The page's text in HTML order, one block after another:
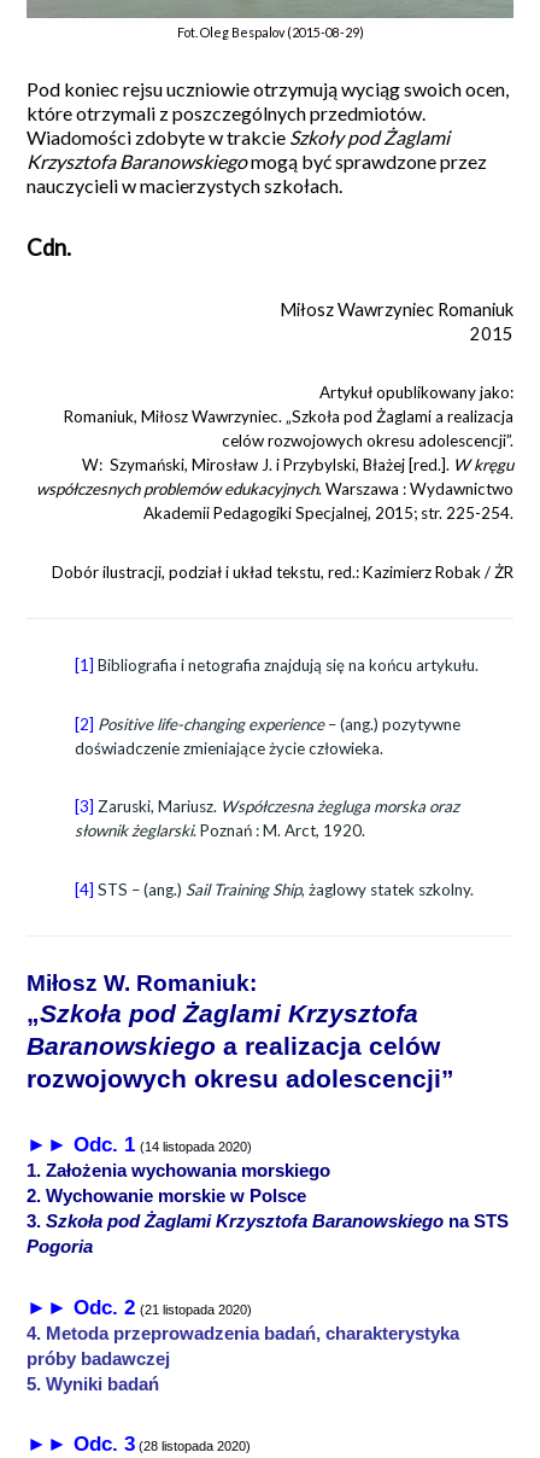
Fot. Oleg Bespalov (2015-08-29)
Pod koniec rejsu uczniowie otrzymują wyciąg swoich ocen,
które otrzymali z poszczególnych przedmiotów.
Wiadomości zdobyte w trakcie Szkoły pod Żaglami
Krzysztofa Baranowskiegomogą być sprawdzone przez
nauczycieli w macierzystych szkołach.
Cdn.
Miłosz Wawrzyniec Romaniuk
2015
Artykuł opublikowany jako:
Romaniuk, Miłosz Wawrzyniec. „Szkoła pod Żaglami a realizacja
celów rozwojowych okresu adolescencji”.
W: Szymański, Mirosław J. i Przybylski, Błażej [red.]. W kręgu
współczesnych problemów edukacyjnych. Warszawa : Wydawnictwo
Akademii Pedagogiki Specjalnej, 2015; str. 225-254.
Dobór ilustracji, podział i układ tekstu, red.: Kazimierz Robak / ŻR
[1] Bibliografia i netografia znajdują się na końcu artykułu.
[2] Positive life-changing experience– (ang.) pozytywne
doświadczenie zmieniające życie człowieka.
[3] Zaruski, Mariusz. Współczesna żegluga morska oraz
słownik żeglarski. Poznań : M. Arct, 1920.
[4] STS – (ang.) Sail Training Ship, żaglowy statek szkolny.
Miłosz W. Romaniuk:
„Szkoła pod Żaglami Krzysztofa
Baranowskiego a realizacja celów
rozwojowych okresu adolescencji”
►► Odc. 1 (14 listopada 2020)
1. Założenia wychowania morskiego
2. Wychowanie morskie w Polsce
3.Szkoła pod Żaglami Krzysztofa Baranowskiego na STS
Pogoria
►► Odc. 2 (21 listopada 2020)
4. Metoda przeprowadzenia badań, charakterystyka
próby badawczej
5. Wyniki badań
►► Odc. 3 (28 listopada 2020)